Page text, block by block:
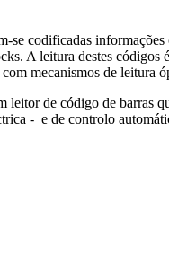
se codificadas informações
A leitura destes códigos
mecanismos de leitura
leitor de código de barras
- e de controlo